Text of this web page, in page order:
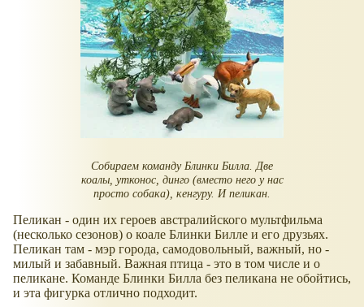
Собираем команду Блинки Билла. Две
коалы, утконос, динго (вместо него у нас
просто собака), кенгуру. И пеликан.
Пеликан - один их героев австралийского мультфильма
(несколько сезонов) о коале Блинки Билле и его друзьях.
Пеликан там - мэр города, самодовольный, важный, но -
милый и забавный. Важная птица - это в том числе и о
пеликане. Команде Блинки Билла без пеликана не обойтись,
и эта фигурка отлично подходит.